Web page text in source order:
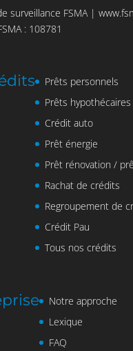
surveillance FSMA |
: 108781
Prêts personnels
Prêts hypothécaires
Crédit auto
Prêt énergie
Prêt rénovation /
Rachat de crédits
Regroupement de
Crédit Pau
Tous nos crédits
Notre approche
Lexique
FAQ